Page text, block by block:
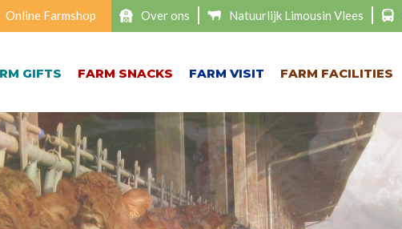
Online Farmshop Over ons Natuurlijk Limousin Vlees
GIFTS FARM SNACKS FARM VISIT FARM FACILITIES